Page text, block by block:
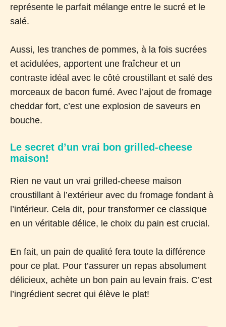
représente le parfait mélange entre le sucré et le
salé.
Aussi, les tranches de pommes, à la fois sucrées
et acidulées, apportent une fraîcheur et un
contraste idéal avec le côté croustillant et salé des
morceaux de bacon fumé. Avec l’ajout de fromage
cheddar fort, c’est une explosion de saveurs en
bouche.
Le secret d’un vrai bon grilled-cheese
maison!
Rien ne vaut un vrai grilled-cheese maison
croustillant à l’extérieur avec du fromage fondant à
l’intérieur. Cela dit, pour transformer ce classique
en un véritable délice, le choix du pain est crucial.
En fait, un pain de qualité fera toute la différence
pour ce plat. Pour t’assurer un repas absolument
délicieux, achète un bon pain au levain frais. C’est
l’ingrédient secret qui élève le plat!